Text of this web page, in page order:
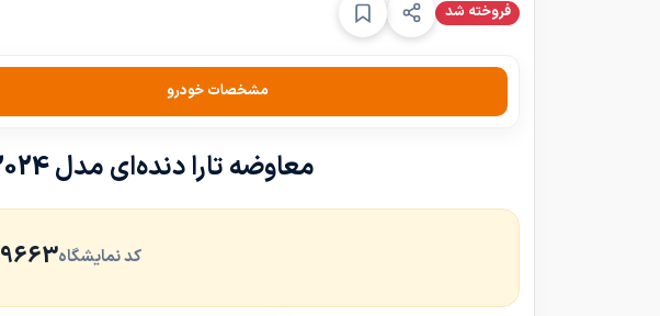
فروخته شد
مشخصات خودرو
معاوضه تارا دنده‌ای مدل 2024-1403 با دنا معمولی تیپ ۱ مدل 1400 به بالا
کد نمایشگاه9663